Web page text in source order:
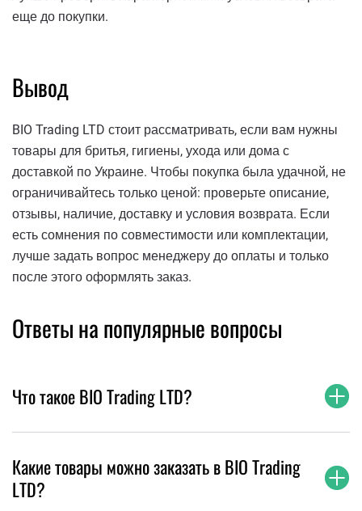
еще до покупки.
Вывод
BIO Trading LTD стоит рассматривать, если вам нужны
товары для бритья, гигиены, ухода или дома с
доставкой по Украине. Чтобы покупка была удачной, не
ограничивайтесь только ценой: проверьте описание,
отзывы, наличие, доставку и условия возврата. Если
есть сомнения по совместимости или комплектации,
лучше задать вопрос менеджеру до оплаты и только
после этого оформлять заказ.
Ответы на популярные вопросы
Что такое BIO Trading LTD?
Какие товары можно заказать в BIO Trading
LTD?